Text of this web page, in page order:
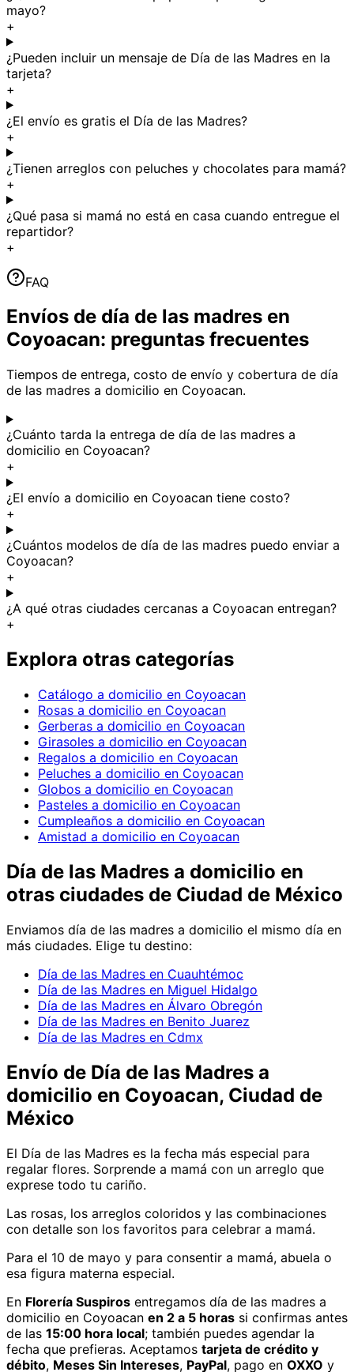
mayo?
+
¿Pueden incluir un mensaje de Día de las Madres en la
tarjeta?
+
¿El envío es gratis el Día de las Madres?
+
¿Tienen arreglos con peluches y chocolates para mamá?
+
¿Qué pasa si mamá no está en casa cuando entregue el
repartidor?
+
FAQ
Envíos de día de las madres en
Coyoacan: preguntas frecuentes
Tiempos de entrega, costo de envío y cobertura de día
de las madres a domicilio en Coyoacan.
¿Cuánto tarda la entrega de día de las madres a
domicilio en Coyoacan?
+
¿El envío a domicilio en Coyoacan tiene costo?
+
¿Cuántos modelos de día de las madres puedo enviar a
Coyoacan?
+
¿A qué otras ciudades cercanas a Coyoacan entregan?
+
Explora otras categorías
Catálogo a domicilio en Coyoacan
Rosas a domicilio en Coyoacan
Gerberas a domicilio en Coyoacan
Girasoles a domicilio en Coyoacan
Regalos a domicilio en Coyoacan
Peluches a domicilio en Coyoacan
Globos a domicilio en Coyoacan
Pasteles a domicilio en Coyoacan
Cumpleaños a domicilio en Coyoacan
Amistad a domicilio en Coyoacan
Día de las Madres a domicilio en
otras ciudades de Ciudad de México
Enviamos día de las madres a domicilio el mismo día en
más ciudades. Elige tu destino:
Día de las Madres en Cuauhtémoc
Día de las Madres en Miguel Hidalgo
Día de las Madres en Álvaro Obregón
Día de las Madres en Benito Juarez
Día de las Madres en Cdmx
Envío de Día de las Madres a
domicilio en Coyoacan, Ciudad de
México
El Día de las Madres es la fecha más especial para
regalar flores. Sorprende a mamá con un arreglo que
exprese todo tu cariño.
Las rosas, los arreglos coloridos y las combinaciones
con detalle son los favoritos para celebrar a mamá.
Para el 10 de mayo y para consentir a mamá, abuela o
esa figura materna especial.
En Florería Suspiros entregamos día de las madres a
domicilio en Coyoacan en 2 a 5 horas si confirmas antes
de las 15:00 hora local; también puedes agendar la
fecha que prefieras. Aceptamos tarjeta de crédito y
débito, Meses Sin Intereses, PayPal, pago en OXXO y